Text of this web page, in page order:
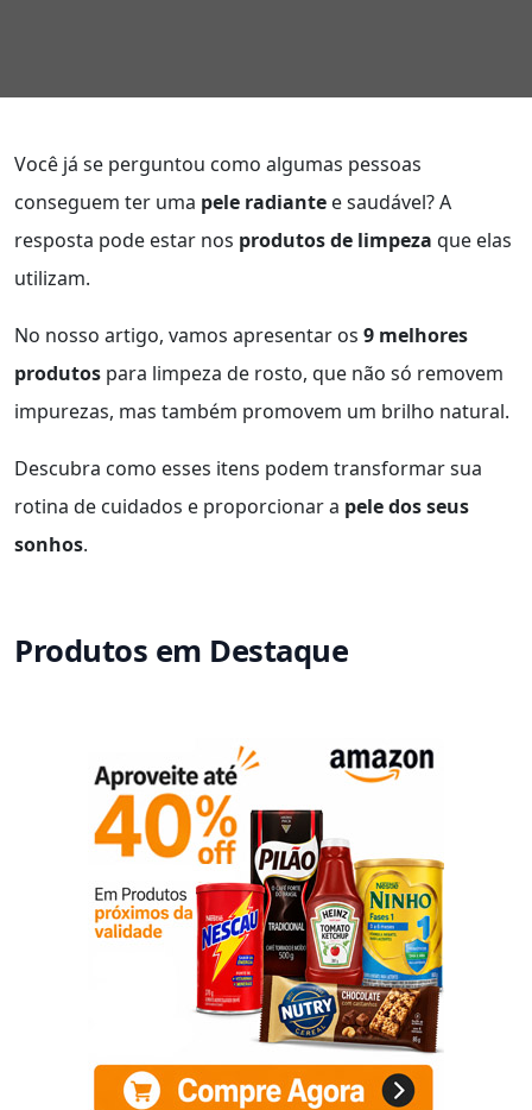
Você já se perguntou como algumas pessoas
conseguem ter uma pele radiante e saudável? A
resposta pode estar nos produtos de limpeza que elas
utilizam.
No nosso artigo, vamos apresentar os 9 melhores
produtos para limpeza de rosto, que não só removem
impurezas, mas também promovem um brilho natural.
Descubra como esses itens podem transformar sua
rotina de cuidados e proporcionar a pele dos seus
sonhos.
Produtos em Destaque